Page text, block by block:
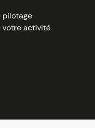
pilotage
votre activité